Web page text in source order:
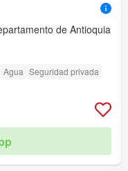
de Antioquia
Agua Seguridad privada